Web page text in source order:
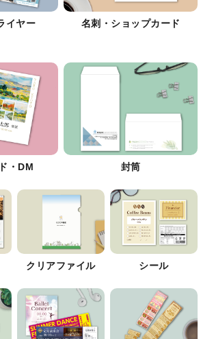
イヤー 名刺・ショップカード
・DM 封筒
クリアファイル シール